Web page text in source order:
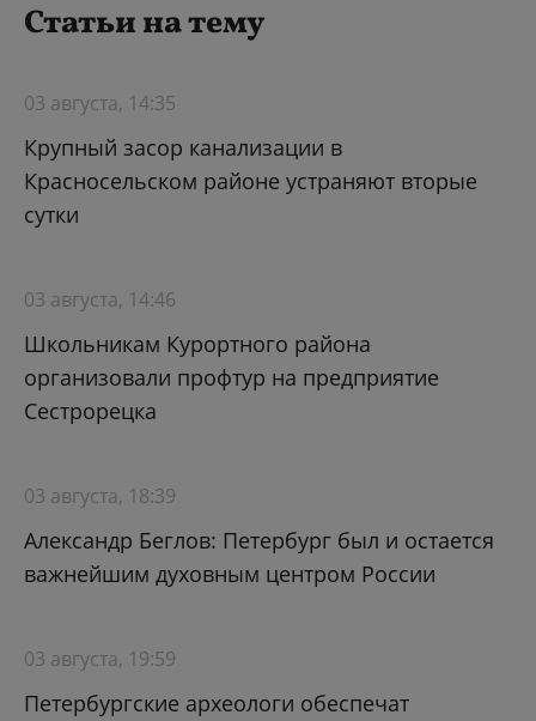
Статьи на тему
03 августа, 14:35
Крупный засор канализации в
Красносельском районе устраняют вторые
сутки
03 августа, 14:46
Школьникам Курортного района
организовали профтур на предприятие
Сестрорецка
03 августа, 18:39
Александр Беглов: Петербург был и остается
важнейшим духовным центром России
03 августа, 19:59
Петербургские археологи обеспечат